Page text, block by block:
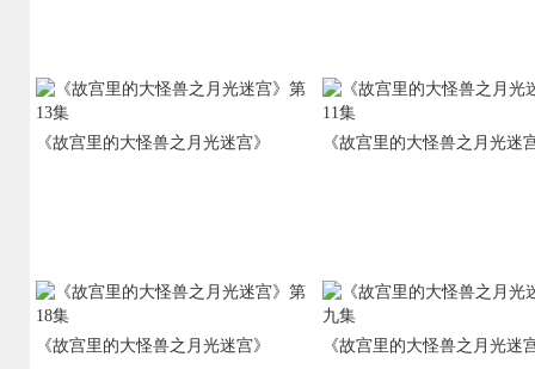
《故宫里的大怪兽之月光迷宫》 《故宫里的大怪兽之月光迷
《故宫里的大怪兽之月光迷宫》 《故宫里的大怪兽之月光迷